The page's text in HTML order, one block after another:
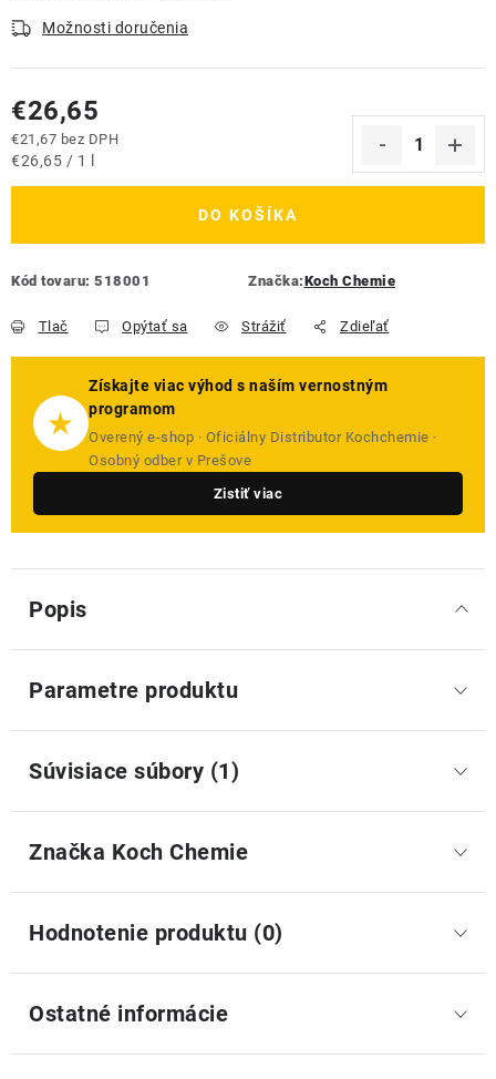
Možnosti doručenia
€26,65
€21,67 bez DPH
Jednotková cena:
€26,65 / 1 l
DO KOŠÍKA
Kód tovaru: 518001 Značka:Koch Chemie
Tlač Opýtať sa Strážiť Zdieľať
★
Získajte viac výhod s naším vernostným
programom
Overený e-shop · Oficiálny Distributor Kochchemie ·
Osobný odber v Prešove
Zistiť viac
Popis
Parametre produktu
Súvisiace súbory (1)
Značka Koch Chemie
Hodnotenie produktu (0)
Ostatné informácie